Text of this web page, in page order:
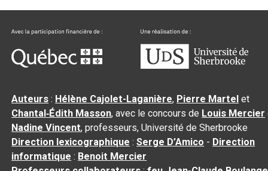
Auteurs : Hélène Cajolet-Laganière, Pierre Martel et
Chantal‑Édith Masson, avec le concours de Louis Mercier
Nadine Vincent, professeurs, Université de Sherbrooke
Direction lexicographique :Serge D’Amico - Direction
informatique : Benoit Mercier